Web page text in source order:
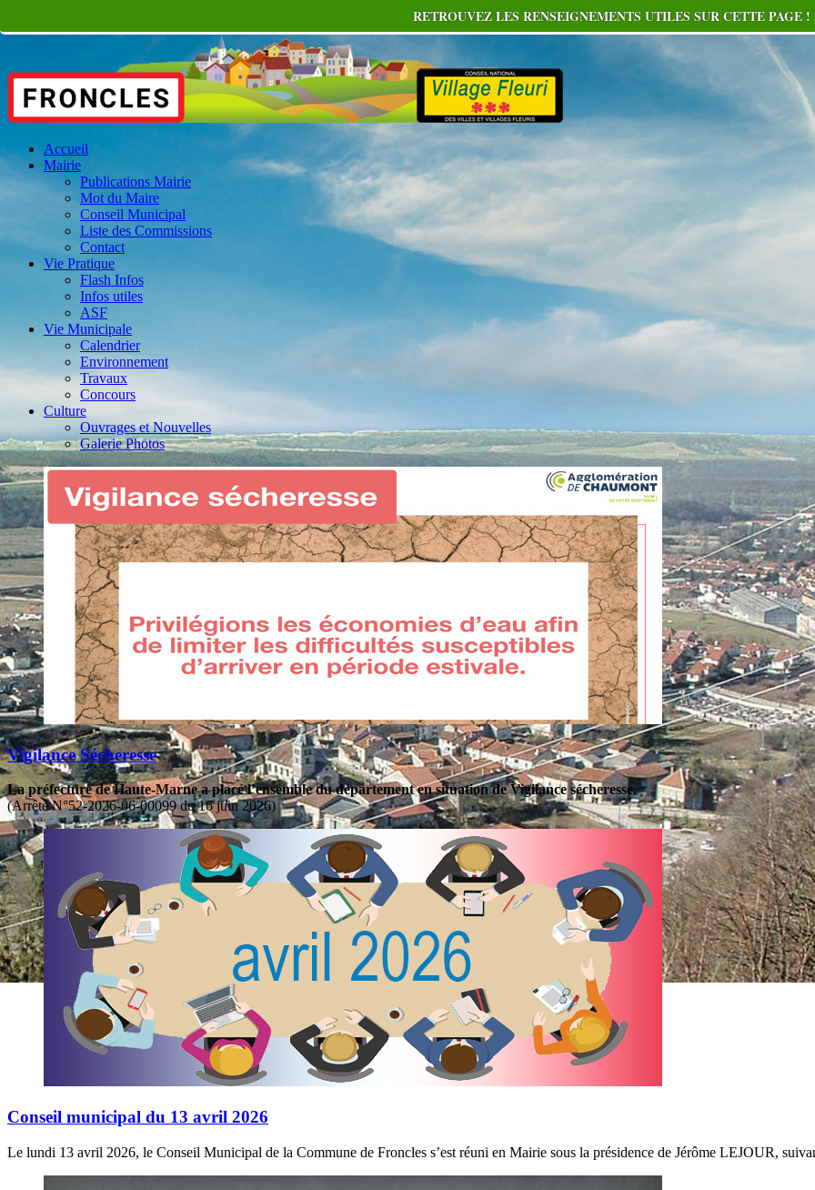
Accueil
Mairie
Publications Mairie
Mot du Maire
Conseil Municipal
Liste des Commissions
Contact
Vie Pratique
Flash Infos
Infos utiles
ASF
Vie Municipale
Calendrier
Environnement
Travaux
Concours
Culture
Ouvrages et Nouvelles
Galerie Photos
Vigilance Sécheresse
La préfecture de Haute-Marne a placé l’ensemble du département en situation de Vigilance sécheresse.
(Arrêté N°52-2026-06-00099 du 16 juin 2026)
Conseil municipal du 13 avril 2026
Le lundi 13 avril 2026, le Conseil Municipal de la Commune de Froncles s’est réuni en Mairie sous la présidence de Jérôme LEJOUR,
RETROUVEZ LES RENSEIGNEMENTS UTILES SUR CETTE PAGE !